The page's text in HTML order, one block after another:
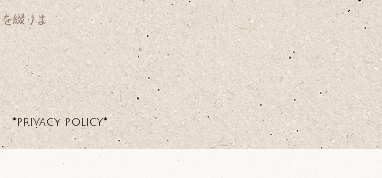
綴りま
*privacy policy*